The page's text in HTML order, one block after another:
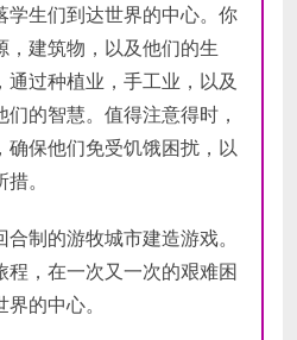
学生们到达世界的中心。你
，建筑物，以及他们的生
过种植业，手工业，以及
的智慧。值得注意得时，
确保他们免受饥饿困扰，以
。
制的游牧城市建造游戏。
程，在一次又一次的艰难困
的中心。